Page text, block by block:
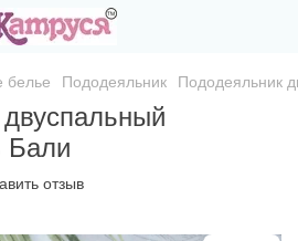
белье Пододеяльник Пододеяльник
Бали
отзыв